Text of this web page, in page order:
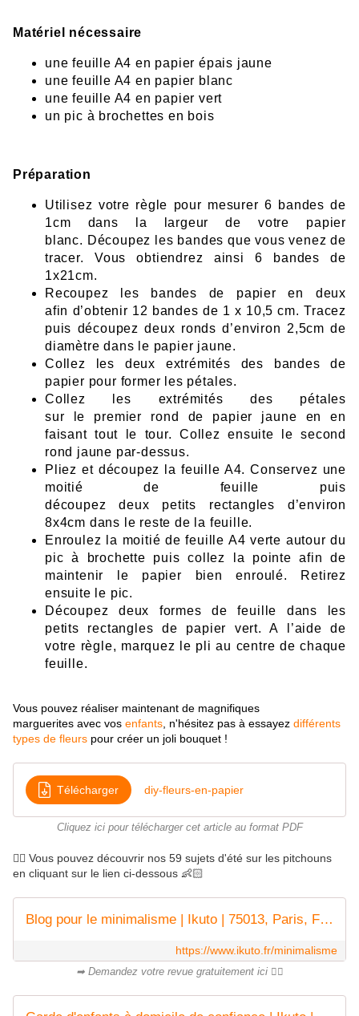
Matériel nécessaire
une feuille A4 en papier épais jaune
une feuille A4 en papier blanc
une feuille A4 en papier vert
un pic à brochettes en bois
Préparation
Utilisez votre règle pour mesurer 6 bandes de
1cm dans la largeur de votre
papier
b anc. Découpez l es bandes que vous venez de
tracer. Vous obtiend rez ainsi 6 bandes de
1x21cm.
Recoupez les bandes de papier en deux
afin d’obtenir 12 bandes de 1 x 10,5 cm. Tracez
puis découpezdeux ronds d’environ 2,5cm de
d iamètre dans le papier jaune.
Collez les deux extrémités des bandes de
papier pour former les péta es.
Collez les extrémités des péta les
sur
le premier rond de papier jaune en
en
faisant tout le tour. Collez ensuite le
second
rond jaune par-dessus.
Pliez et découpez la feuill e A4. Conservez une
moitié de feuille puis
découpez
deux petits rectang les d’environ
8x4cm dans le reste de la feuille.
Enroul ez la moitié de feuille A4 verte autour d u
pic à brochette puis collez la pointe afin de
maintenir le papier bien enroulé. Retirez
ensuite le pic.
Découpez
deux formes de feuille dans les
petits rectangl es de papier vert. A l’aide de
votre règ le, marquez le pli au centre de chaque
feuille.
Vous pouvez réaliser maintenant de magnifiques
marguerites avec vos enfants , n'hésitez pas à essayez différents
types de fleurs pour créer un joli bouquet !
Télécharger diy-fleurs-en-papier
Cliquez ici pour télécharger cet article au format PDF
👉🏻 Vous pouvez découvrir nos 59 sujets d'été sur les pitchouns
en cliquant sur le lien ci-dessous 👶🏻
Blog pour le minimalisme | Ikuto | 75013, Paris, France
https://www.ikuto.fr/minimalisme
➡ Demandez votre revue gratuitement ici 👌🏻